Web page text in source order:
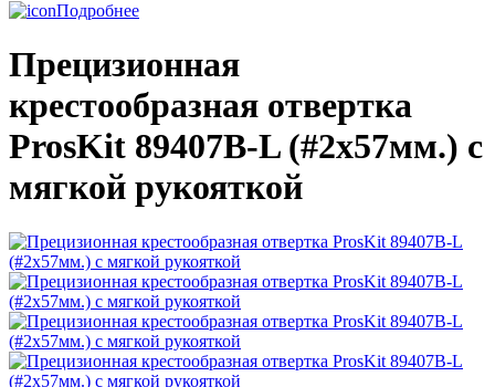
Подробнее
Прецизионная
крестообразная отвертка
ProsKit 89407B-L (#2x57мм.) с
мягкой рукояткой